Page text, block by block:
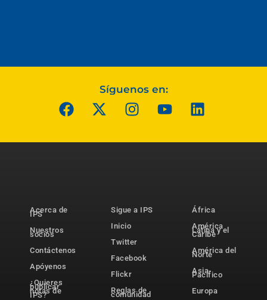
Síguenos en:
Acerca de
IPS
Nuestros
socios
Contáctenos
Apóyenos
¿Quieres
publicar
notas de
IPS?
Sigue a IPS
Inicio
Twitter
Facebook
Flickr
Reglas de
comunidad
África
América
Latina y el
Caribe
América del
Norte
Asia-
Pacífico
Europa